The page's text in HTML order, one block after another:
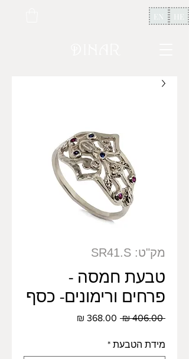
EN HE
מק"ט: SR41.S
טבעת חמסה -
פרחים ורימונים- כסף
‏406.00 ‏₪
מחיר
מידת הטבעת *